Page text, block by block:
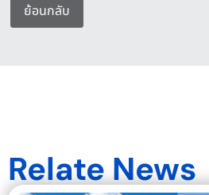
ย้อนกลับ
Relate News